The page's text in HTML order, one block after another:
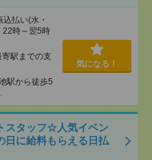
払い(水・
時～翌5時
駅までの支
駅から徒歩5
気になる！
スタッフ☆人気イベン
日に給料もらえる日払